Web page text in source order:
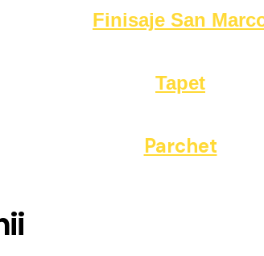
Finisaje San
Tapet
Parchet